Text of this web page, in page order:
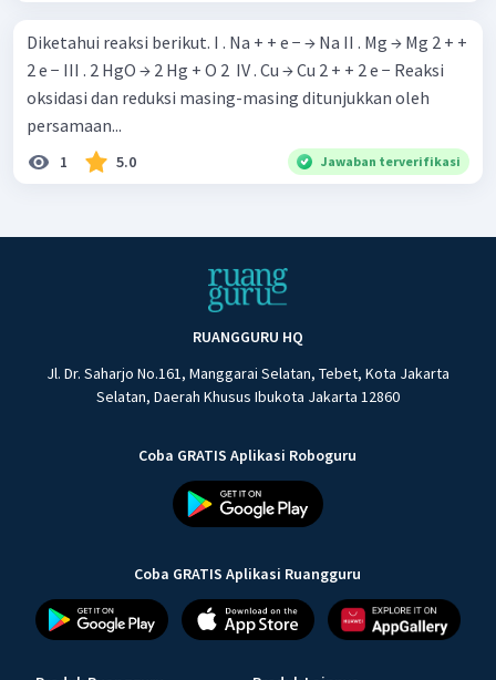
Diketahui reaksi berikut. I . Na + + e − → Na II . Mg → Mg 2 + +
2 e − III . 2 HgO → 2 Hg + O 2 ​ IV . Cu → Cu 2 + + 2 e − Reaksi
oksidasi dan reduksi masing-masing ditunjukkan oleh
persamaan...
1 5.0 Jawaban terverifikasi
RUANGGURU HQ
Jl. Dr. Saharjo No.161, Manggarai Selatan, Tebet, Kota Jakarta
Selatan, Daerah Khusus Ibukota Jakarta 12860
Coba GRATIS Aplikasi Roboguru
Coba GRATIS Aplikasi Ruangguru